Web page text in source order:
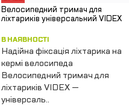
Велосипедний тримач для
ліхтариків універсальний VIDEX
В НАЯВНОСТІ
Надійна фіксація ліхтарика на
кермі велосипеда
Велосипедний тримач для
ліхтариків VIDEX —
універсаль..